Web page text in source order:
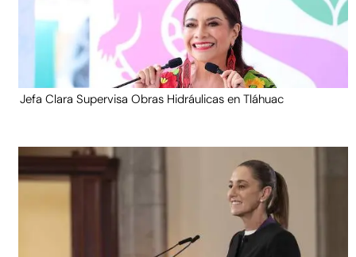
Jefa Clara Supervisa Obras Hidráulicas en Tláhuac